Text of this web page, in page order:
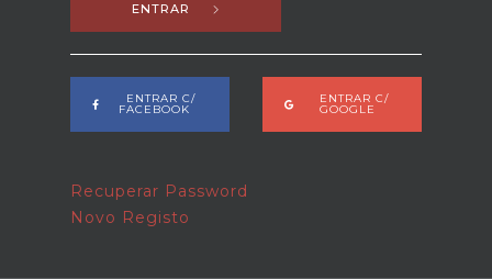
ENTRAR
ENTRAR C/
FACEBOOK
ENTRAR C/
GOOGLE
Recuperar Password
Novo Registo